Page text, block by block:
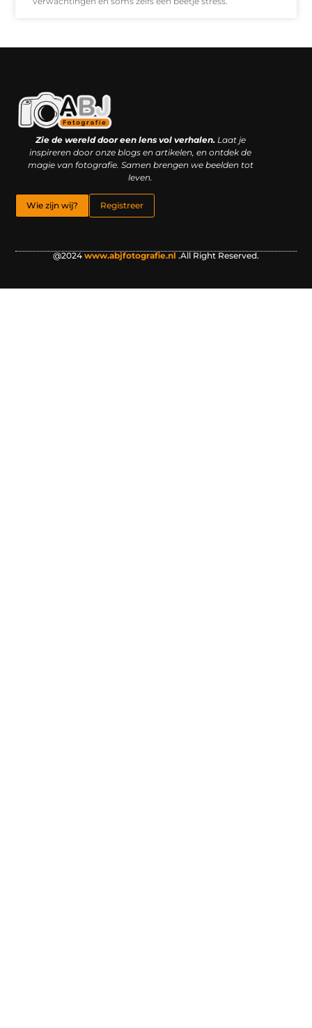
Zie de wereld door een lens vol verhalen.Laat je
inspireren door onze blogs en artikelen, en ontdek de
magie van fotografie. Samen brengen we beelden tot
leven.
Wie zijn wij? Registreer
@2024 www.abjfotografie.nl .All Right Reserved.